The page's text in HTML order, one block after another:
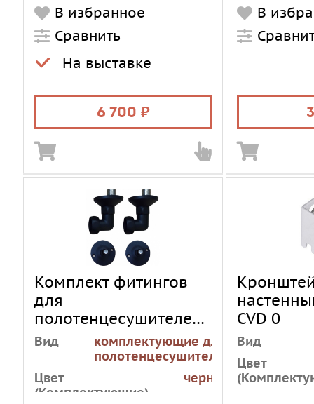
В избранное
Сравнить
На выставке
6 700
Материал
В
Комплект фитингов
для
полотенцесушителей
INDIGO K-3 чёрный
Вид
комплектующие для
полотенцесушителей
Цвет
(Комплектующие)
черный
CVD 0
Вид
Цвет